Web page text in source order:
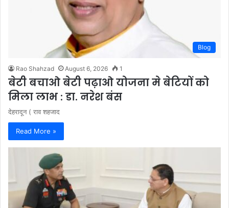
Blog
Rao Shahzad August 6, 2026 1
बेटी बचाओ बेटी पढ़ाओ योजना मे बेटियों को
मिला लाभ : डा. नरेश बंस
देहरादून ( राव शहजाद
Read More »